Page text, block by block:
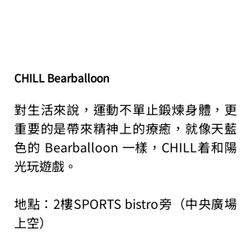
CHILL Bearballoon
對生活來說，運動不單止鍛煉身體，更
重要的是帶來精神上的療癒，就像天藍
色的 Bearballoon 一樣，CHILL着和陽
光玩遊戲。
地點：2樓SPORTS bistro旁（中央廣場
上空）